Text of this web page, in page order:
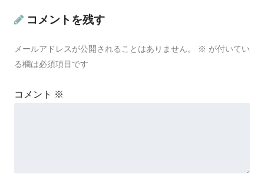
コメントを残す
メールアドレスが公開されることはありません。 ※ が付いてい
る欄は必須項目です
コメント ※